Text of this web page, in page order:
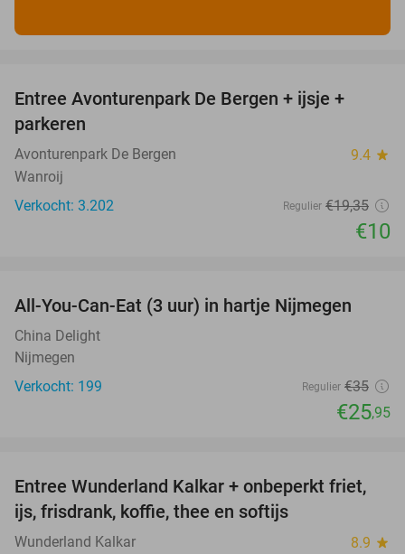
Entree Avonturenpark De Bergen + ijsje +
parkeren
Avonturenpark De Bergen 9.4 star
Wanroij
Verkocht: 3.202
Regulier €19,35
€10
26%
All-You-Can-Eat (3 uur) in hartje Nijmegen
China Delight
Nijmegen
Verkocht: 199
Regulier €35
€25,95
32%
Entree Wunderland Kalkar + onbeperkt friet,
ijs, frisdrank, koffie, thee en softijs
Wunderland Kalkar 8.9 star